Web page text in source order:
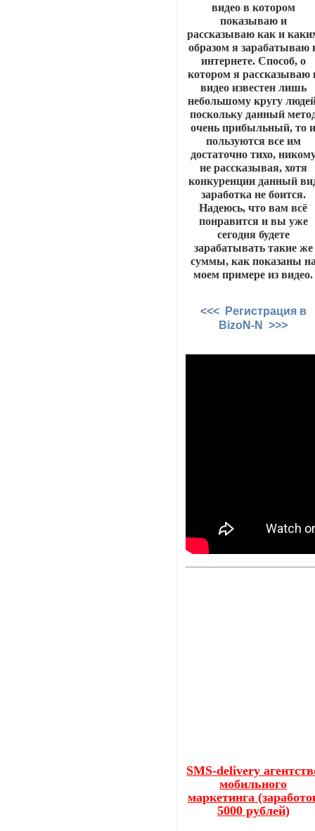
видео в котором
показываю и
рассказываю как и
образом я зарабатываю
интернете. Способ, о
котором я рассказываю
видео известен лишь
небольшому кругу
поскольку данный
очень прибыльный, то
пользуются все им
достаточно тихо,
не рассказывая, хотя
конкуренции данный
заработка не боится.
Надеюсь, что вам всё
понравится и вы уже
сегодня будете
зарабатывать такие же
суммы, как показаны
моем примере из видео.
<<< Регистрация в
BizoN-N >>>
SMS-delivery
мобильного
маркетинга
5000 рублей)